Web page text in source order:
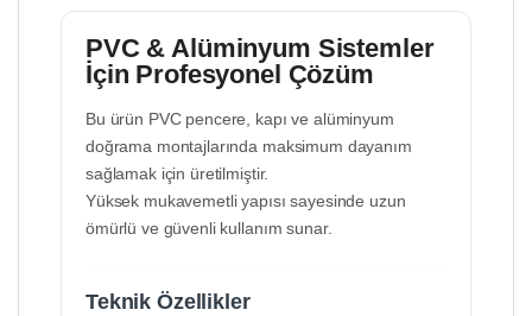
PVC & Alüminyum Sistemler
İçin Profesyonel Çözüm
Bu ürün PVC pencere, kapı ve alüminyum
doğrama montajlarında maksimum dayanım
sağlamak için üretilmiştir.
Yüksek mukavemetli yapısı sayesinde uzun
ömürlü ve güvenli kullanım sunar.
Teknik Özellikler